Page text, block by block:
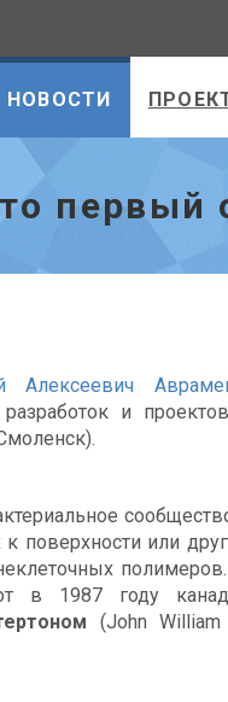
НОВОСТИ
первый
Алексеевич
разработок и
поверхности или
в 1987 году
(John